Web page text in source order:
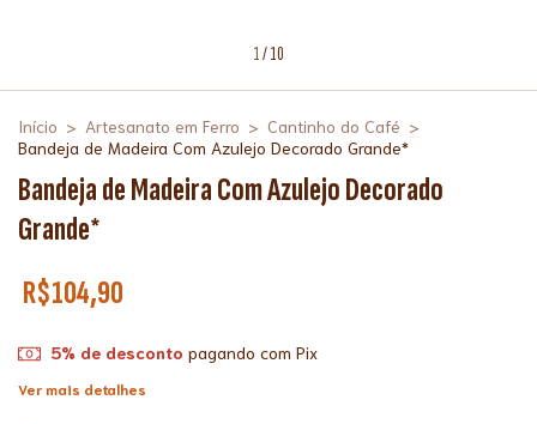
1/10
Início > Artesanato em Ferro > Cantinho do Café >
Bandeja de Madeira Com Azulejo Decorado Grande*
Bandeja de Madeira Com Azulejo Decorado
Grande*
R$104,90
5% de desconto pagando com Pix
Ver mais detalhes